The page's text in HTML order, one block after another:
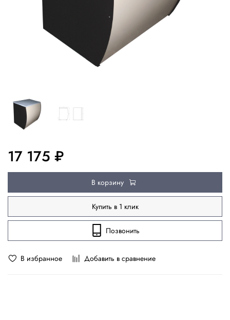
В избранное Добавить в сравнение
17 175 ₽
В корзину
Купить в 1 клик
Позвонить